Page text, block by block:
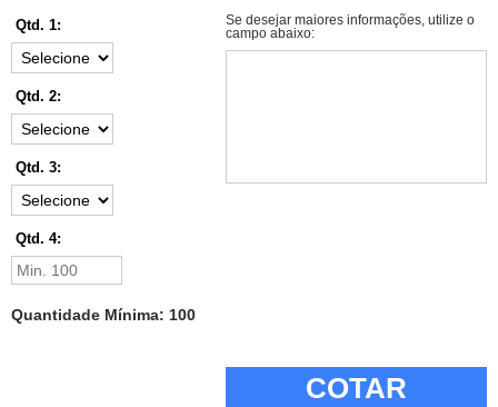
Qtd. 1:
Qtd. 2:
Qtd. 3:
Qtd. 4:
Quantidade Mínima: 100
Se desejar maiores informações, utilize o
campo abaixo:
COTAR